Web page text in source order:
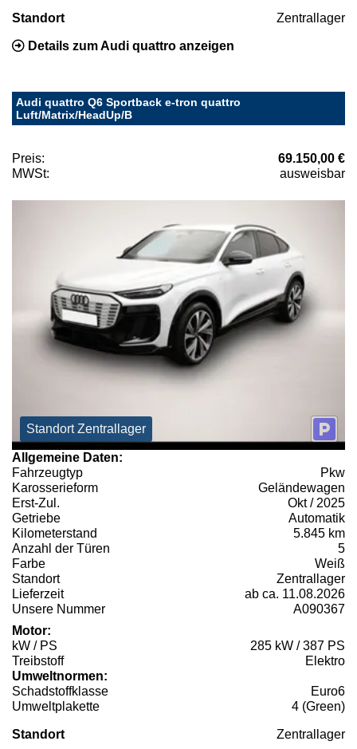
Standort Zentrallager
Details zum Audi quattro anzeigen
Audi quattro Q6 Sportback e-tron quattro
Luft/Matrix/HeadUp/B
Preis:
69.150,00 €
MWSt:
ausweisbar
Standort Zentrallager
Allgemeine Daten:
Fahrzeugtyp
Pkw
Karosserieform
Geländewagen
Erst-Zul.
Okt / 2025
Getriebe
Automatik
Kilometerstand
5.845 km
Anzahl der Türen
5
Farbe
Weiß
Standort
Zentrallager
Lieferzeit
ab ca. 11.08.2026
Unsere Nummer
A090367
Motor:
kW / PS
285 kW / 387 PS
Treibstoff
Elektro
Umweltnormen:
Schadstoffklasse
Euro6
Umweltplakette
4 (Green)
Standort Zentrallager